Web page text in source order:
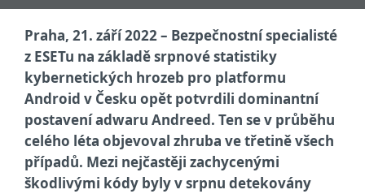
Praha, 21. září 2022 – Bezpečnostní specialisté
z ESETu na základě srpnové statistiky
kybernetických hrozeb pro platformu
Android v Česku opět potvrdili dominantní
postavení adwaru Andreed. Ten se v průběhu
celého léta objevoval zhruba ve třetině všech
případů. Mezi nejčastěji zachycenými
škodlivými kódy byly v srpnu detekovány